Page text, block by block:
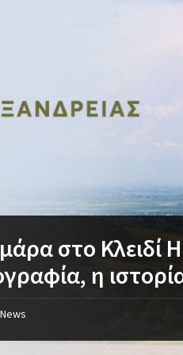
στο Κλειδί
η
News